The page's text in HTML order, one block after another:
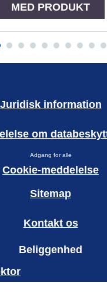
MED PRODUKT
Juridisk information
om
Adgang for alle
Cookie-meddelelse
Sitemap
Kontakt os
Beliggenhed